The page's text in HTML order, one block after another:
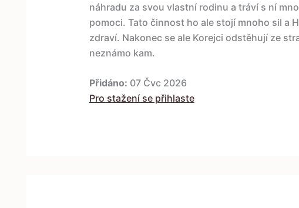
náhradu za svou vlastní rodinu a tráví s ní
pomoci. Tato činnost ho ale stojí mnoho sil a
zdraví. Nakonec se ale Korejci odstěhují ze
neznámo kam.
Přidáno: 07 Čvc 2026
Pro stažení se přihlaste